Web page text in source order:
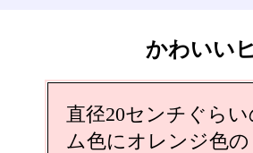
かわいい
直径20センチぐら
ム色にオレンジ色